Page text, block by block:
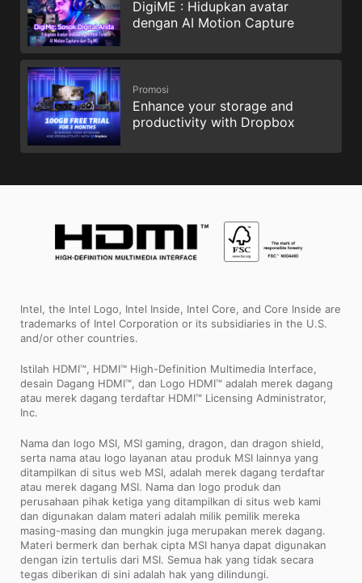
DigiME : Hidupkan avatar
dengan AI Motion Capture
Promosi
Enhance your storage and
productivity with Dropbox
Intel, the Intel Logo, Intel Inside, Intel Core, and Core Inside are
trademarks of Intel Corporation or its subsidiaries in the U.S.
and/or other countries.
Istilah HDMI™, HDMI™ High-Definition Multimedia Interface,
desain Dagang HDMI™, dan Logo HDMI™ adalah merek dagang
atau merek dagang terdaftar HDMI™ Licensing Administrator,
Inc.
Nama dan logo MSI, MSI gaming, dragon, dan dragon shield,
serta nama atau logo layanan atau produk MSI lainnya yang
ditampilkan di situs web MSI, adalah merek dagang terdaftar
atau merek dagang MSI. Nama dan logo produk dan
perusahaan pihak ketiga yang ditampilkan di situs web kami
dan digunakan dalam materi adalah milik pemilik mereka
masing-masing dan mungkin juga merupakan merek dagang.
Materi bermerk dan berhak cipta MSI hanya dapat digunakan
dengan izin tertulis dari MSI. Semua hak yang tidak secara
tegas diberikan di sini adalah hak yang dilindungi.